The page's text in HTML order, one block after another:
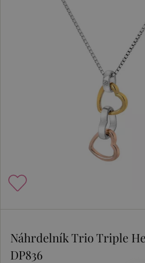
Náhrdelník Trio Triple
DP836